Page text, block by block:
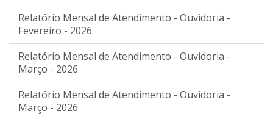
Relatório Mensal de Atendimento - Ouvidoria -
Fevereiro - 2026
Relatório Mensal de Atendimento - Ouvidoria -
Março - 2026
Relatório Mensal de Atendimento - Ouvidoria -
Março - 2026